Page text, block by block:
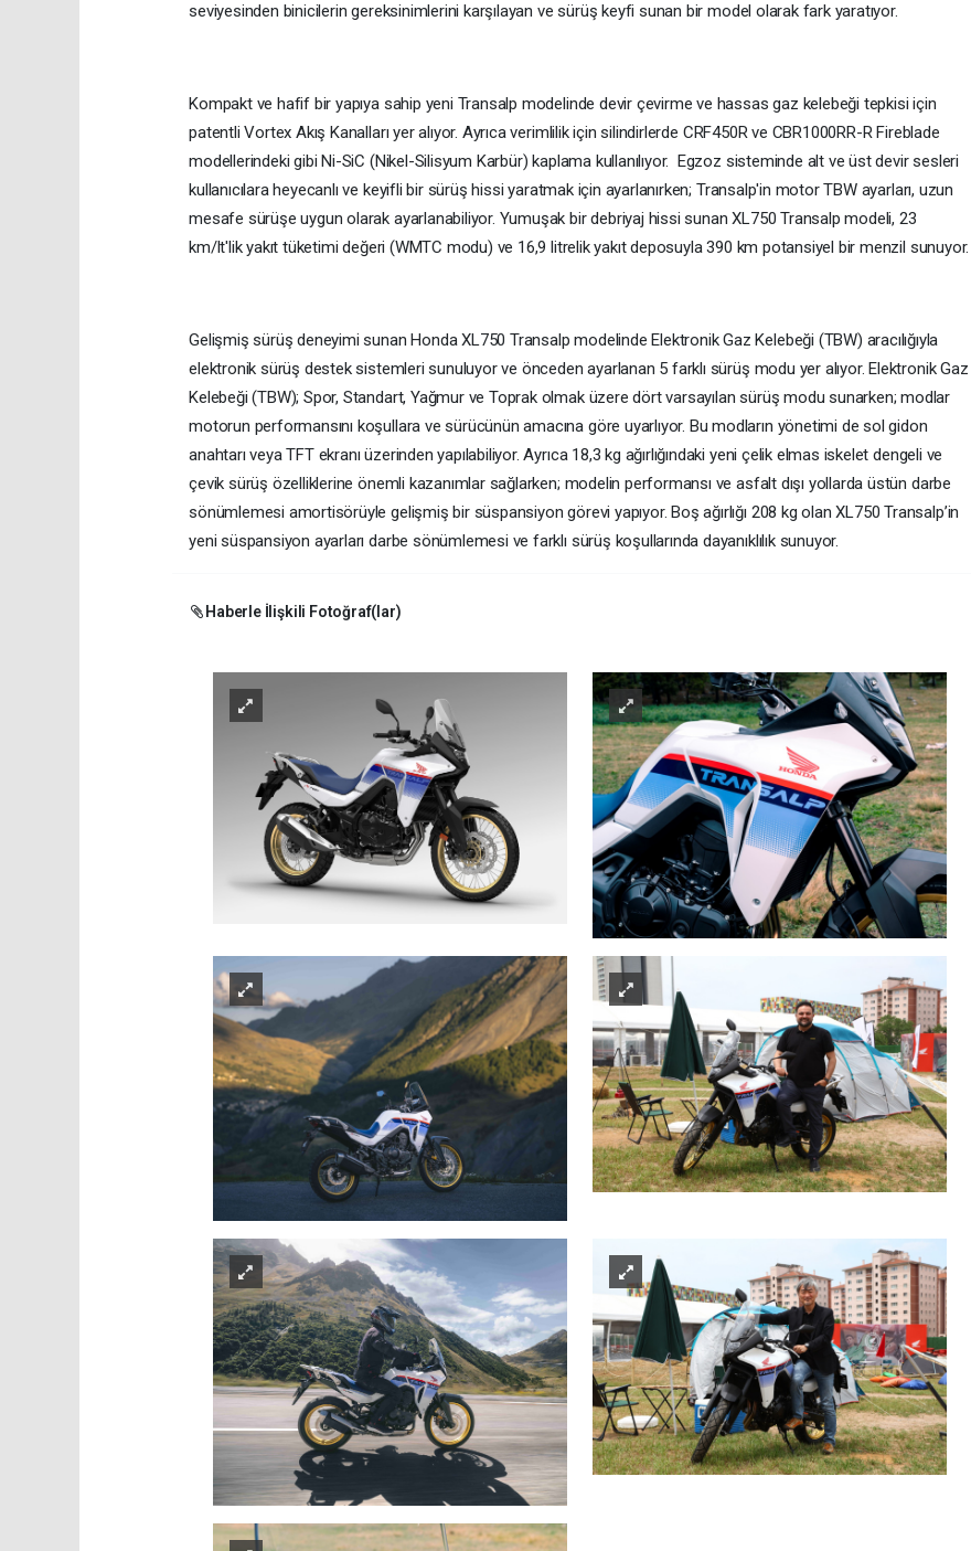
seviyesinden binicilerin gereksinimlerini karşılayan ve sürüş keyfi sunan bir model olarak fark yaratıyor.
Kompakt ve hafif bir yapıya sahip yeni Transalp modelinde devir çevirme ve hassas gaz kelebeği tepkisi için
patentli Vortex Akış Kanalları yer alıyor. Ayrıca verimlilik için silindirlerde CRF450R ve CBR1000RR-R Fireblade
modellerindeki gibi Ni-SiC (Nikel-Silisyum Karbür) kaplama kullanılıyor. Egzoz sisteminde alt ve üst devir sesleri
kullanıcılara heyecanlı ve keyifli bir sürüş hissi yaratmak için ayarlanırken; Transalp'in motor TBW ayarları, uzun
mesafe sürüşe uygun olarak ayarlanabiliyor. Yumuşak bir debriyaj hissi sunan XL750 Transalp modeli, 23
km/lt'lik yakıt tüketimi değeri (WMTC modu) ve 16,9 litrelik yakıt deposuyla 390 km potansiyel bir menzil sunuyor.
Gelişmiş sürüş deneyimi sunan Honda XL750 Transalp modelinde Elektronik Gaz Kelebeği (TBW) aracılığıyla
elektronik sürüş destek sistemleri sunuluyor ve önceden ayarlanan 5 farklı sürüş modu yer alıyor. Elektronik Gaz
Kelebeği (TBW); Spor, Standart, Yağmur ve Toprak olmak üzere dört varsayılan sürüş modu sunarken; modlar
motorun performansını koşullara ve sürücünün amacına göre uyarlıyor. Bu modların yönetimi de sol gidon
anahtarı veya TFT ekranı üzerinden yapılabiliyor. Ayrıca 18,3 kg ağırlığındaki yeni çelik elmas iskelet dengeli ve
çevik sürüş özelliklerine önemli kazanımlar sağlarken; modelin performansı ve asfalt dışı yollarda üstün darbe
sönümlemesi amortisörüyle gelişmiş bir süspansiyon görevi yapıyor. Boş ağırlığı 208 kg olan XL750 Transalp’in
yeni süspansiyon ayarları darbe sönümlemesi ve farklı sürüş koşullarında dayanıklılık sunuyor.
Haberle İlişkili Fotoğraf(lar)